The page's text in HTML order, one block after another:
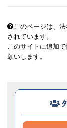
このページは、
されています。
このサイトに追加
願いします。